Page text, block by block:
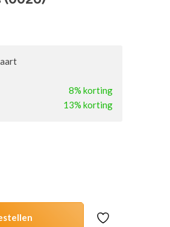
8% korting
13% korting